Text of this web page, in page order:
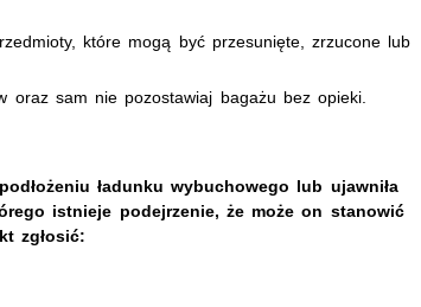
które mogą być przesunięte, zrzucone lub
oraz sam nie pozostawiaj bagażu bez opieki.
ładunku wybuchowego lub ujawniła
istnieje podejrzenie, że może on stanowić
zgłosić: